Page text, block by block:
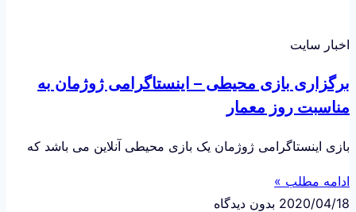
اخبار سایت
برگزاری بازی محیطی – اینستاگرامی ژوژمان به
مناسبت روز معمار
بازی اینستاگرامی ژوژمان یک بازی محیطی آنلاین می باشد که
ادامه مطلب »
2020/04/18 بدون دیدگاه